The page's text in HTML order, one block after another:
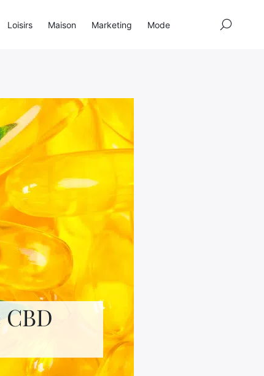
Loisirs Maison Marketing Mode